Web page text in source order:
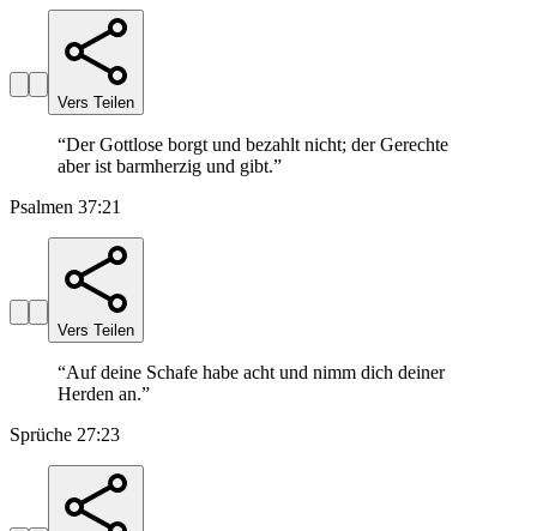
Vers Teilen
“Der Gottlose borgt und bezahlt nicht; der Gerechte
aber ist barmherzig und gibt.”
Psalmen 37:21
Vers Teilen
“Auf deine Schafe habe acht und nimm dich deiner
Herden an.”
Sprüche 27:23